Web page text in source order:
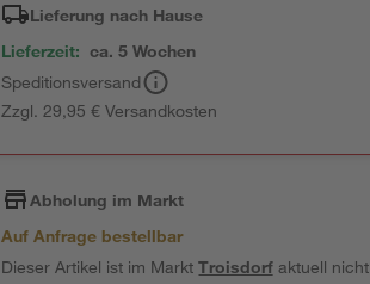
Lieferung nach Hause
Lieferzeit: ca. 5 Wochen
Speditionsversand
Zzgl. 29,95 € Versandkosten
Abholung im Markt
Auf Anfrage bestellbar
Dieser Artikel ist im MarktTroisdorfaktuell